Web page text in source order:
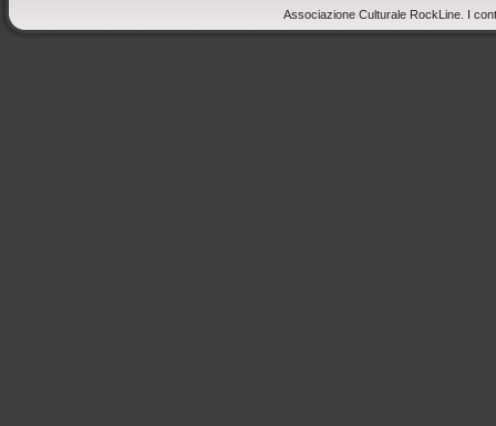
Associazione Culturale RockLine. I